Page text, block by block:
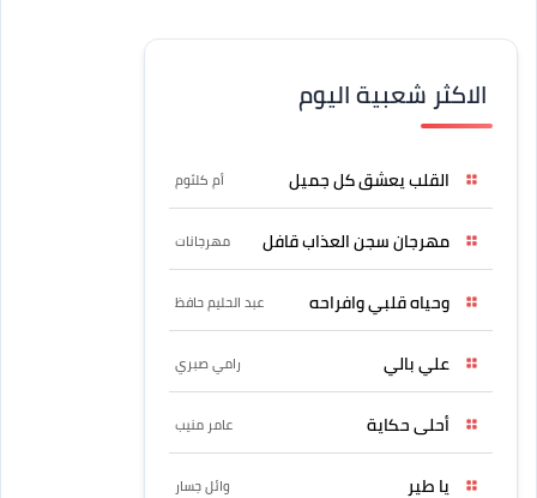
الاكثر شعبية اليوم
القلب يعشق كل جميل أم كلثوم
مهرجان سجن العذاب قافل مهرجانات
وحياه قلبي وافراحه عبد الحليم حافظ
علي بالي رامي صبري
أحلى حكاية عامر منيب
يا طير وائل جسار